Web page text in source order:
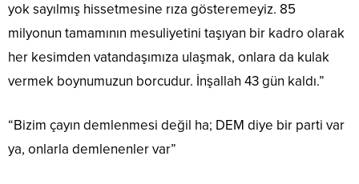
yok sayılmış hissetmesine rıza gösteremeyiz. 85
milyonun tamamının mesuliyetini taşıyan bir kadro olarak
her kesimden vatandaşımıza ulaşmak, onlara da kulak
vermek boynumuzun borcudur. İnşallah 43 gün kaldı.”
“Bizim çayın demlenmesi değil ha; DEM diye bir parti var
ya, onlarla demlenenler var”